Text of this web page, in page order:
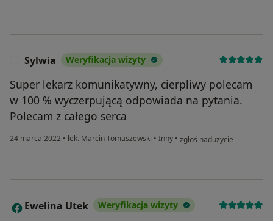
Sylwia Weryfikacja wizyty
Super lekarz komunikatywny, cierpliwy polecam
w 100 % wyczerpującą odpowiada na pytania.
Polecam z całego serca
24 marca 2022 • lek. Marcin Tomaszewski • Inny • w opinii użytkownika Sylwia
zgłoś nadużycie
E Ewelina Utek Weryfikacja wizyty